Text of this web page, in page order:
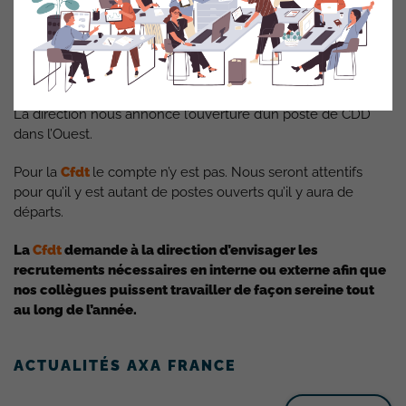
La direction ne semble pas partager l’analyse de laCfdtqui
demande l’ouverture d’au moins deux postes
supplémentaires d’autant que la pyramide des âges laisse
présagée des départs assez proches.
La direction nous annonce l’ouverture d’un poste de CDD
dans l’Ouest.
Pour la Cfdt le compte n’y est pas. Nous seront attentifs
pour qu’il y est autant de postes ouverts qu’il y aura de
départs.
LaCfdtdemande à la direction d’envisager les
recrutements nécessaires en interne ou externe afin que
nos collègues puissent travailler de façon sereine tout
au long de l’année.
ACTUALITÉS AXA FRANCE